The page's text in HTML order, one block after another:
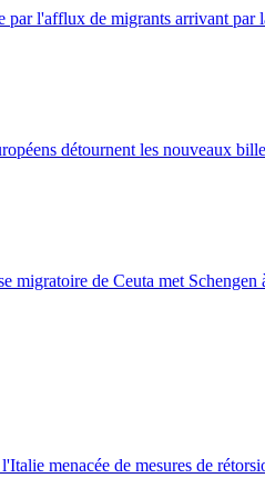
par l'afflux de migrants arrivant par
détournent les nouveaux
migratoire de Ceuta met Schengen
menacée de mesures de